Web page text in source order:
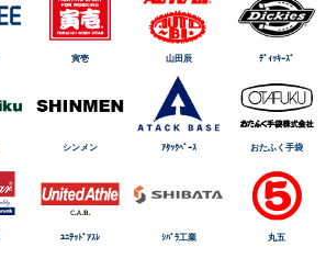
寅壱 山田辰 ﾃﾞｨｯｷｰｽﾞ
シンメン ｱﾀｯｸﾍﾞｰｽ おたふく手袋
ﾕﾆﾃｯﾄﾞｱｽﾚ ｼﾊﾞﾗ工業 丸五